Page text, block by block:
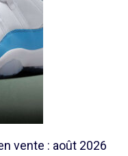
vente : août 2026